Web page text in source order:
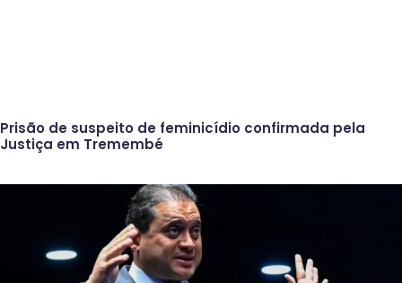
Prisão de suspeito de feminicídio confirmada pela
Justiça em Tremembé